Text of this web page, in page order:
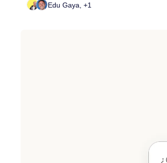
Edu Gaya, +1